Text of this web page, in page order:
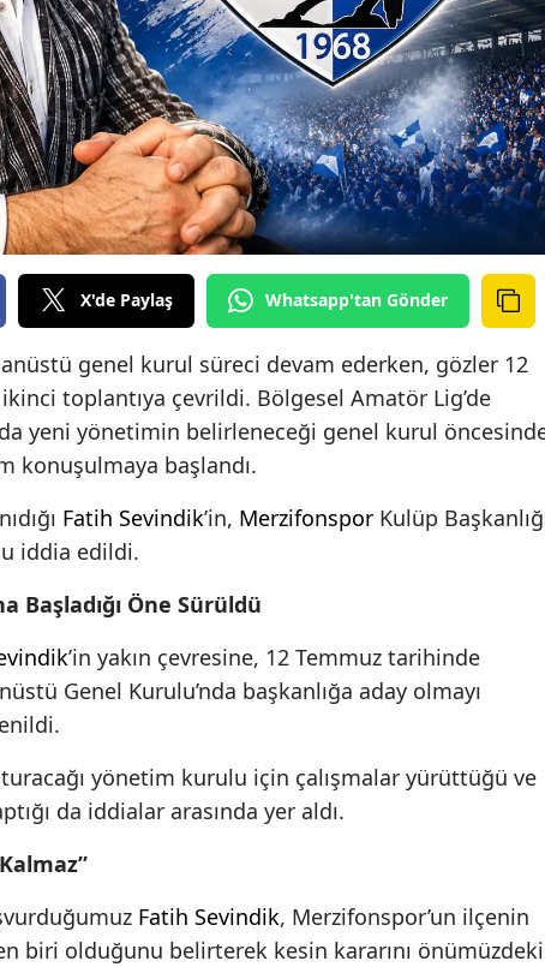
X'de Paylaş Whatsapp'tan Gönder
genel kurul süreci devam ederken, gözler 12
toplantıya çevrildi. Bölgesel Amatör Lig’de
yeni yönetimin belirleneceği genel kurul
konuşulmaya başlandı.
Fatih Sevindik’in, Merzifonspor Kulüp
iddia edildi.
Başladığı Öne Sürüldü
’in yakın çevresine, 12 Temmuz tarihinde
Genel Kurulu’nda başkanlığa aday olmayı
yönetim kurulu için çalışmalar yürüttüğü ve
da iddialar arasında yer aldı.
Fatih Sevindik, Merzifonspor’un ilçenin
biri olduğunu belirterek kesin kararını önümüzdeki